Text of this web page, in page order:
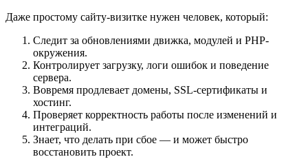
Даже простому сайту-визитке нужен человек, который:
Следит за обновлениями движка, модулей и PHP-
окружения.
Контролирует загрузку, логи ошибок и поведение
сервера.
Вовремя продлевает домены, SSL-сертификаты и
хостинг.
Проверяет корректность работы после изменений и
интеграций.
Знает, что делать при сбое — и может быстро
восстановить проект.